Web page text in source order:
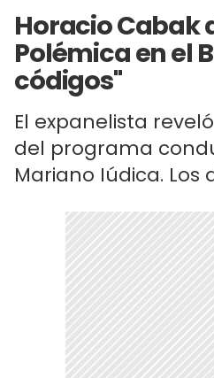
Horacio Cabak
Polémica en el
códigos"
El expanelista
del programa
Mariano Iúdica. Los